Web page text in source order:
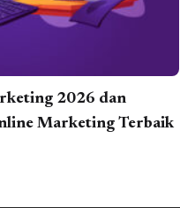
2026 dan
Marketing Terbaik